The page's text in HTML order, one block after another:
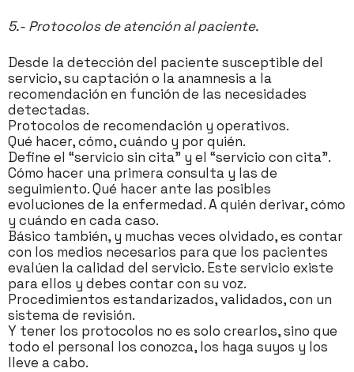
5.- Protocolos de atención al paciente.
Desde la detección del paciente susceptible del
servicio, su captación o la anamnesis a la
recomendación en función de las necesidades
detectadas.
Protocolos de recomendación y operativos.
Qué hacer, cómo, cuándo y por quién.
Define el “servicio sin cita” y el “servicio con cita”.
Cómo hacer una primera consulta y las de
seguimiento. Qué hacer ante las posibles
evoluciones de la enfermedad. A quién derivar, cómo
y cuándo en cada caso.
Básico también, y muchas veces olvidado, es contar
con los medios necesarios para que los pacientes
evalúen la calidad del servicio. Este servicio existe
para ellos y debes contar con su voz.
Procedimientos estandarizados, validados, con un
sistema de revisión.
Y tener los protocolos no es solo crearlos, sino que
todo el personal los conozca, los haga suyos y los
lleve a cabo.